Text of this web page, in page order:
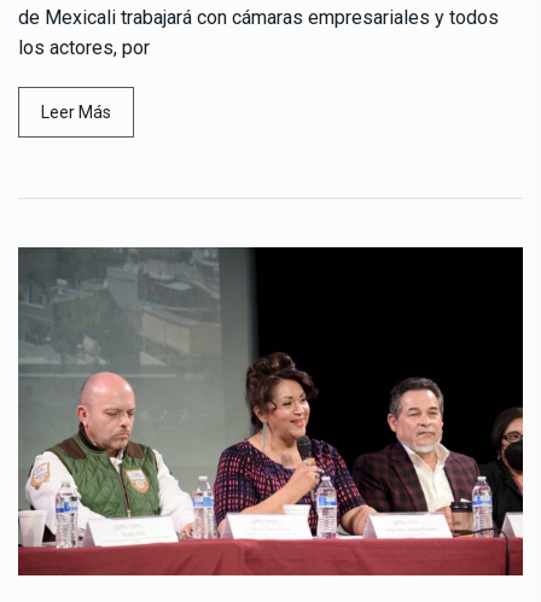
de Mexicali trabajará con cámaras empresariales y todos
los actores, por
Leer Más